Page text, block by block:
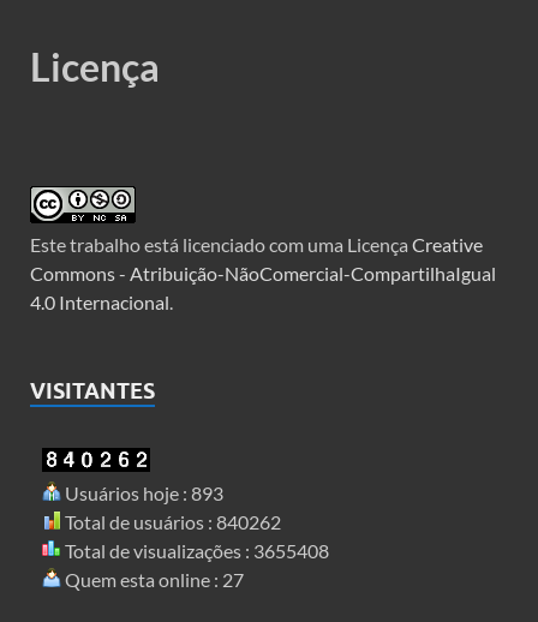
Licença
Este trabalho está licenciado com uma Licença Creative
Commons - Atribuição-NãoComercial-CompartilhaIgual
4.0 Internacional.
VISITANTES
Usuários hoje : 893
Total de usuários : 840262
Total de visualizações : 3655408
Quem esta online : 27